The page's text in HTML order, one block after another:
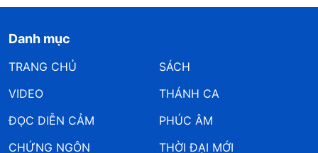
Danh mục
TRANG CHỦ
SÁCH
VIDEO
THÁNH CA
ĐỌC DIỄN CẢM
PHÚC ÂM
CHỨNG NGÔN
THỜI ĐẠI MỚI